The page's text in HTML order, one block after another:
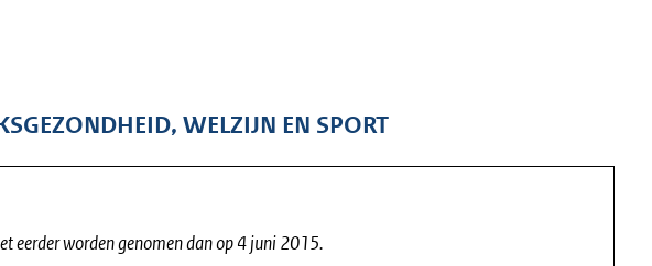
WELZIJN EN SPORT
eerder worden genomen dan op 4 juni 2015.